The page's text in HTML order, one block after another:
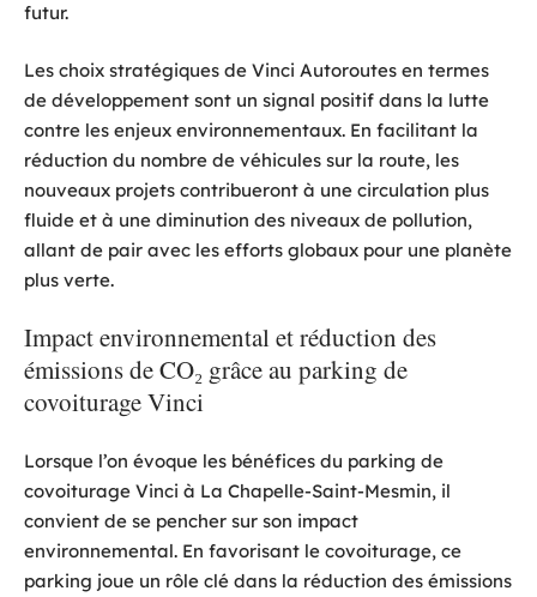
futur.
Les choix stratégiques de Vinci Autoroutes en termes
de développement sont un signal positif dans la lutte
contre les enjeux environnementaux. En facilitant la
réduction du nombre de véhicules sur la route, les
nouveaux projets contribueront à une circulation plus
fluide et à une diminution des niveaux de pollution,
allant de pair avec les efforts globaux pour une planète
plus verte.
Impact environnemental et réduction des
émissions de CO₂ grâce au parking de
covoiturage Vinci
Lorsque l’on évoque les bénéfices du parking de
covoiturage Vinci à La Chapelle-Saint-Mesmin, il
convient de se pencher sur son impact
environnemental. En favorisant le covoiturage, ce
parking joue un rôle clé dans la réduction des émissions